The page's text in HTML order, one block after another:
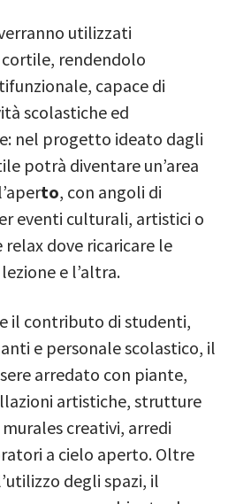
utilizzati
rendendolo
capace di
scolastiche ed
nel progetto ideato dagli
potrà diventare un’area
to, con angoli di
eventi culturali, artistici o
relax dove ricaricare le
e l’altra.
il contributo di studenti,
e personale scolastico, il
arredato con piante,
artistiche, strutture
creativi, arredi
a cielo aperto. Oltre
degli spazi, il